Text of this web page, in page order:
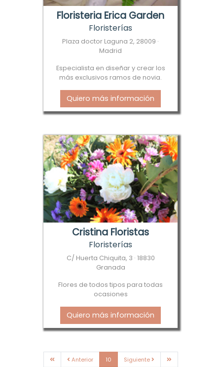
Floristeria Erica Garden
Floristerías
Plaza doctor Laguna 2, 28009 ·
Madrid
Especialista en diseñar y crear los
más exclusivos ramos de novia.
Quiero más información
Cristina Floristas
Floristerías
C/ Huerta Chiquita, 3 · 18830
Granada
Flores de todos tipos para todas
ocasiones
Quiero más información
PrimeraAnteriorAnterior
10 Siguiente SiguienteÚltima